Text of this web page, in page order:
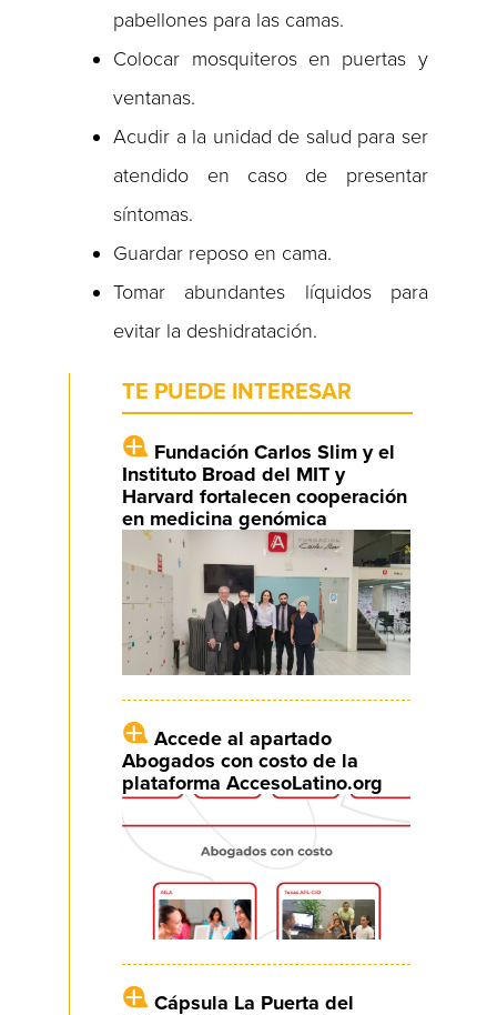
pabellones para las camas.
Colocar mosquiteros en puertas y
ventanas.
Acudir a la unidad de salud para ser
atendido en caso de presentar
síntomas.
Guardar reposo en cama.
Tomar abundantes líquidos para
evitar la deshidratación.
TE PUEDE INTERESAR
Fundación Carlos Slim y el
Instituto Broad del MIT y
Harvard fortalecen cooperación
en medicina genómica
Accede al apartado
Abogados con costo de la
plataforma AccesoLatino.org
Cápsula La Puerta del